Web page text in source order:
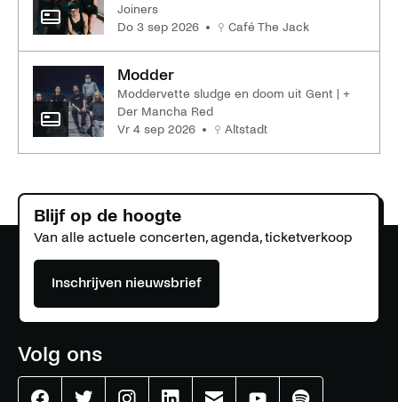
Joiners
do 3 sep 2026
Café The Jack
Modder
Moddervette sludge en doom uit Gent | +
Der Mancha Red
vr 4 sep 2026
Altstadt
Blijf op de hoogte
Van alle actuele concerten, agenda, ticketverkoop
Inschrijven nieuwsbrief
Volg ons